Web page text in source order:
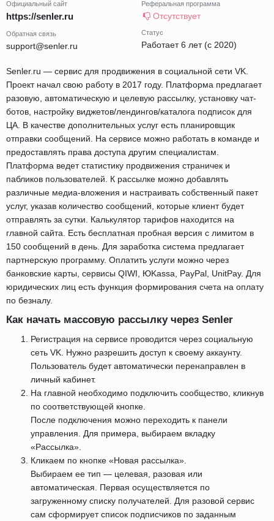
Официальный сайт
https://senler.ru
Обратная связь
support@senler.ru
Реферальная программа
Отсутствует
Статус
Работает 6 лет (с 2020)
Senler.ru — сервис для продвижения в социальной сети VK.
Проект начал свою работу в 2017 году. Платформа предлагает
разовую, автоматическую и целевую рассылку, установку чат-
ботов, настройку виджетов/лендингов/каталога подписок для
ЦА. В качестве дополнительных услуг есть планировщик
отправки сообщений. На сервисе можно работать в команде и
предоставлять права доступа другим специалистам.
Платформа ведет статистику продвижения страничек и
пабликов пользователей. К рассылке можно добавлять
различные медиа-вложения и настраивать собственный пакет
услуг, указав количество сообщений, которые клиент будет
отправлять за сутки. Калькулятор тарифов находится на
главной сайта. Есть бесплатная пробная версия с лимитом в
150 сообщений в день. Для заработка система предлагает
партнерскую программу. Оплатить услуги можно через
банковские карты, сервисы QIWI, ЮKassa, PayPal, UnitPay. Для
юридических лиц есть функция формирования счета на оплату
по безналу.
Как начать массовую рассылку через Senler
Регистрация на сервисе проводится через социальную
сеть VK. Нужно разрешить доступ к своему аккаунту.
Пользователь будет автоматически перенаправлен в
личный кабинет.
На главной необходимо подключить сообщество, кликнув
по соответствующей кнопке.
После подключения можно переходить к панели
управления. Для примера, выбираем вкладку
«Рассылка».
Кликаем по кнопке «Новая рассылка».
Выбираем ее тип — целевая, разовая или
автоматическая. Первая осуществляется по
загруженному списку получателей. Для разовой сервис
сам сформирует список подписчиков по заданным